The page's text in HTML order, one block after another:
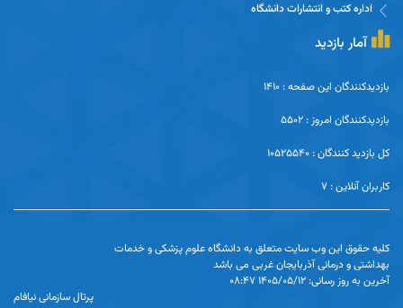
اداره کتب و انتشارات دانشگاه
آمار بازدید
بازدیدکنندگان این صفحه : 1410
بازدیدکنندگان امروز : 5502
کل بازدید کنندگان : 10525540
کاربران آنلاین : 7
کلیه حقوق این وب سایت متعلق به دانشگاه علوم پزشکی و خدمات
بهداشتی و درمانی آذربایجان غربی می باشد
آخرین به روز رسانی: 1405/05/12 08:47
پرتال سازمانی نیافام